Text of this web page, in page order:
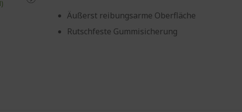
Äußerst reibungsarme Oberfläche
Rutschfeste Gummisicherung